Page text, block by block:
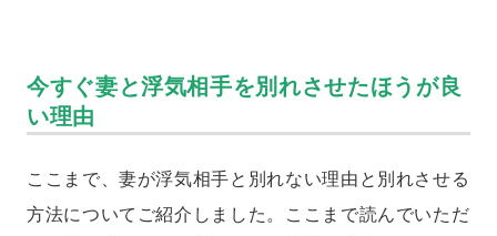
今すぐ妻と浮気相手を別れさせたほうが良
い理由
ここまで、妻が浮気相手と別れない理由と別れさせる
方法についてご紹介しました。ここまで読んでいただ